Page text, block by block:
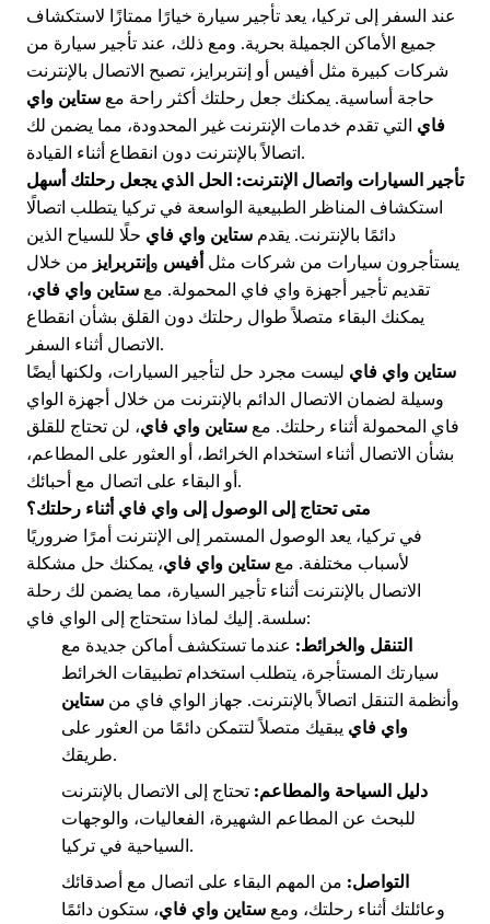
عند السفر إلى تركيا، يعد تأجير سيارة خيارًا ممتازًا لاستكشاف
جميع الأماكن الجميلة بحرية. ومع ذلك، عند تأجير سيارة من
شركات كبيرة مثل أفيس أو إنتربرايز، تصبح الاتصال بالإنترنت
حاجة أساسية. يمكنك جعل رحلتك أكثر راحة مع ستاين واي
فاي التي تقدم خدمات الإنترنت غير المحدودة، مما يضمن لك
اتصالاً بالإنترنت دون انقطاع أثناء القيادة.
تأجير السيارات واتصال الإنترنت: الحل الذي يجعل رحلتك أسهل
استكشاف المناظر الطبيعية الواسعة في تركيا يتطلب اتصالًا
دائمًا بالإنترنت. يقدم ستاين واي فاي حلًا للسياح الذين
يستأجرون سيارات من شركات مثل أفيس وإنتربرايز من خلال
تقديم تأجير أجهزة واي فاي المحمولة. مع ستاين واي فاي،
يمكنك البقاء متصلاً طوال رحلتك دون القلق بشأن انقطاع
الاتصال أثناء السفر.
ستاين واي فاي ليست مجرد حل لتأجير السيارات، ولكنها أيضًا
وسيلة لضمان الاتصال الدائم بالإنترنت من خلال أجهزة الواي
فاي المحمولة أثناء رحلتك. مع ستاين واي فاي، لن تحتاج للقلق
بشأن الاتصال أثناء استخدام الخرائط، أو العثور على المطاعم،
أو البقاء على اتصال مع أحبائك.
متى تحتاج إلى الوصول إلى واي فاي أثناء رحلتك؟
في تركيا، يعد الوصول المستمر إلى الإنترنت أمرًا ضروريًا
لأسباب مختلفة. مع ستاين واي فاي، يمكنك حل مشكلة
الاتصال بالإنترنت أثناء تأجير السيارة، مما يضمن لك رحلة
سلسة. إليك لماذا ستحتاج إلى الواي فاي:
التنقل والخرائط: عندما تستكشف أماكن جديدة مع
سيارتك المستأجرة، يتطلب استخدام تطبيقات الخرائط
وأنظمة التنقل اتصالاً بالإنترنت. جهاز الواي فاي من ستاين
واي فاي يبقيك متصلاً لتتمكن دائمًا من العثور على
طريقك.
دليل السياحة والمطاعم: تحتاج إلى الاتصال بالإنترنت
للبحث عن المطاعم الشهيرة، الفعاليات، والوجهات
السياحية في تركيا.
التواصل: من المهم البقاء على اتصال مع أصدقائك
وعائلتك أثناء رحلتك، ومع ستاين واي فاي، ستكون دائمًا